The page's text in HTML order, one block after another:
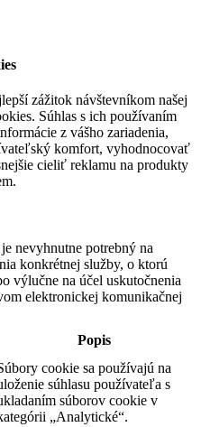
zážitok návštevníkom našej
Súhlas s ich používaním
z vášho zariadenia,
komfort, vyhodnocovať
cieliť reklamu na produkty
nevyhnutne potrebný na
konkrétnej služby, o ktorú
výlučne na účel uskutočnenia
elektronickej komunikačnej
Popis
cookie sa používajú na
súhlasu používateľa s
súborov cookie v
„Analytické“.